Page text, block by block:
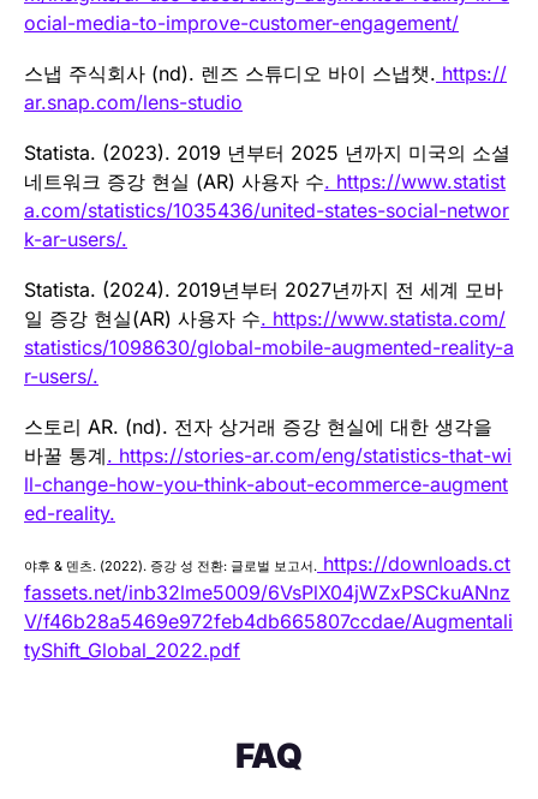
ocial-media-to-improve-customer-engagement/
스냅 주식회사 (nd). 렌즈 스튜디오 바이 스냅챗. https://
ar.snap.com/lens-studio
Statista. (2023). 2019 년부터 2025 년까지 미국의 소셜
네트워크 증강 현실 (AR) 사용자 수. https://www.statist
a.com/statistics/1035436/united-states-social-networ
k-ar-users/.
Statista. (2024). 2019년부터 2027년까지 전 세계 모바
일 증강 현실(AR) 사용자 수. https://www.statista.com/
statistics/1098630/global-mobile-augmented-reality-a
r-users/.
스토리 AR. (nd). 전자 상거래 증강 현실에 대한 생각을
바꿀 통계. https://stories-ar.com/eng/statistics-that-wi
ll-change-how-you-think-about-ecommerce-augment
ed-reality.
야후 & 덴츠. (2022). 증강 성 전환: 글로벌 보고서. https://downloads.ct
fassets.net/inb32lme5009/6VsPlX04jWZxPSCkuANnz
V/f46b28a5469e972feb4db665807ccdae/Augmentali
tyShift_Global_2022.pdf
FAQ